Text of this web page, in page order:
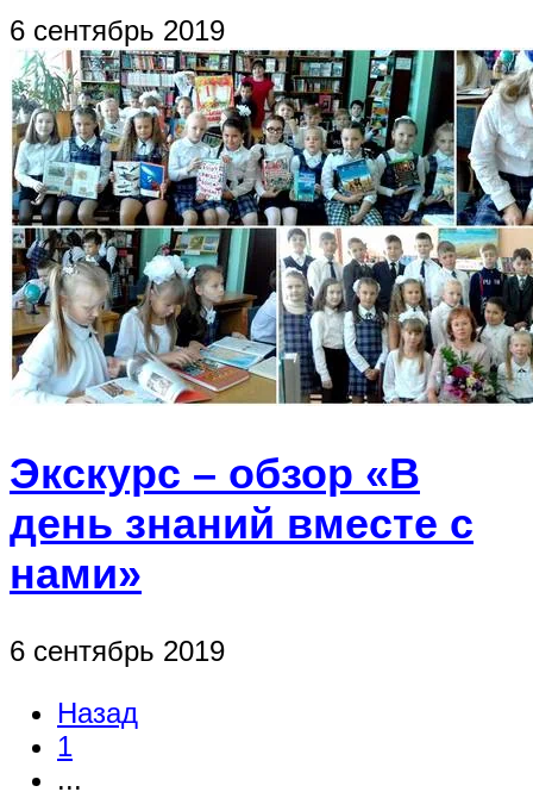
6 сентябрь 2019
Экскурс – обзор «В
день знаний вместе с
нами»
6 сентябрь 2019
Назад
1
...